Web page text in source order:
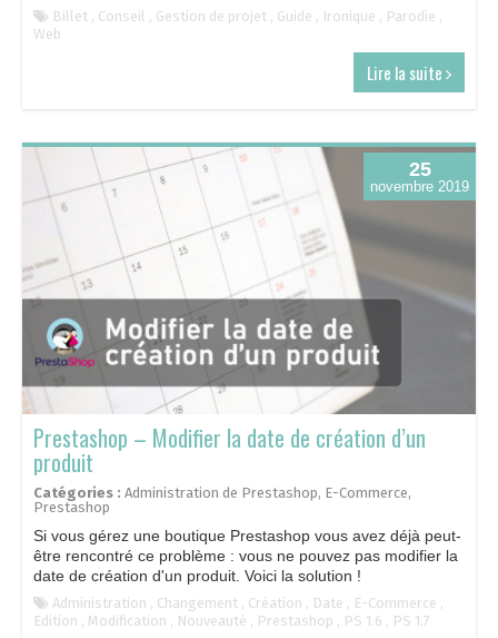
Billet , Conseil , Gestion de projet , Guide , Ironique , Parodie ,
Web
Lire la suite
25
novembre 2019
Prestashop – Modifier la date de création d’un
produit
Catégories : Administration de Prestashop, E-Commerce,
Prestashop
Si vous gérez une boutique Prestashop vous avez déjà peut-
être rencontré ce problème : vous ne pouvez pas modifier la
date de création d'un produit. Voici la solution !
Administration , Changement , Création , Date , E-Commerce ,
Edition , Modification , Nouveauté , Prestashop , PS 1.6 , PS 1.7